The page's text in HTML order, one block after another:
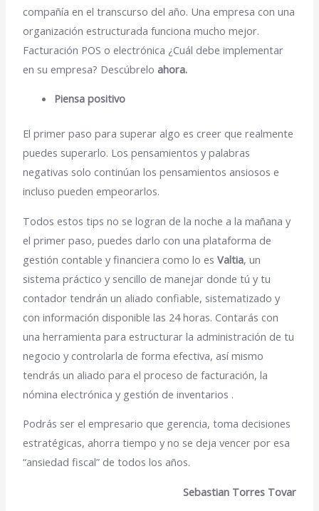
compañía en el transcurso del año. Una empresa con una
organización estructurada funciona mucho mejor.
Facturación POS o electrónica ¿Cuál debe implementar
en su empresa? Descúbreloahora.
Piensa positivo
El primer paso para superar algo es creer que realmente
puedes superarlo. Los pensamientos y palabras
negativas solo continúan los pensamientos ansiosos e
incluso pueden empeorarlos.
Todos estos tips no se logran de la noche a la mañana y
el primer paso, puedes darlo con una plataforma de
gestión contable y financiera como lo esValtia, un
sistema práctico y sencillo de manejar donde tú y tu
contador tendrán un aliado confiable, sistematizado y
con información disponible las 24 horas. Contarás con
una herramienta para estructurar la administración de tu
negocio y controlarla de forma efectiva, así mismo
tendrás un aliado para el proceso de facturación, la
nómina electrónica y gestión de inventarios .
Podrás ser el empresario que gerencia, toma decisiones
estratégicas, ahorra tiempo y no se deja vencer por esa
“ansiedad fiscal” de todos los años.
Sebastian Torres Tovar